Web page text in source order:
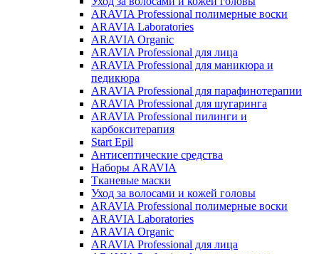
ARAVIA Professional полимерные воски
ARAVIA Laboratories
ARAVIA Organic
ARAVIA Professional для лица
ARAVIA Professional для маникюра и
педикюра
ARAVIA Professional для парафинотерапии
ARAVIA Professional для шугаринга
ARAVIA Professional пилинги и
карбокситерапия
Start Epil
Антисептические средства
Наборы ARAVIA
Тканевые маски
Уход за волосами и кожей головы
ARAVIA Professional полимерные воски
ARAVIA Laboratories
ARAVIA Organic
ARAVIA Professional для лица